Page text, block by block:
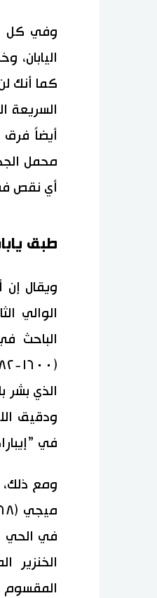
وفي كل
كما أنك
السريعة
أيضاً
محمل
أي نقص
طبق
الوالي
الباحث
الذي بشر
ودقيق
في
ومع
في الحي
المقسوم